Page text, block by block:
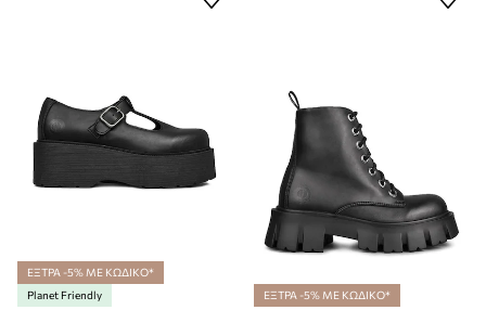
ΕΞΤΡΑ -5% ΜΕ ΚΩΔΙΚΟ*
Planet Friendly
ΕΞΤΡΑ -5% ΜΕ ΚΩΔΙΚΟ*